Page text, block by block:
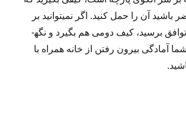
آن را حمل کنید. اگر نمی­توانید بر
سر یک کیف به توافق برسید، کیف دومی هم بگیرد و نگه­
آماد­گی بیرون رفتن از خانه همراه با